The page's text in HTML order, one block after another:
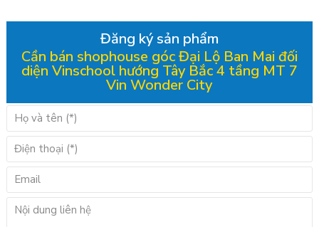
Đăng ký sản phẩm
Cần bán shophouse góc Đại Lộ Ban Mai đối
diện Vinschool hướng Tây Bắc 4 tầng MT 7
Vin Wonder City